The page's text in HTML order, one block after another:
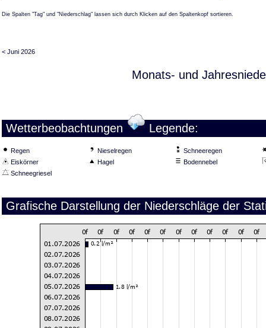
Die Spalten "Tag" und "Niederschlag" lassen sich durch Klicken auf den Spaltenkopf sortieren.
< Juni 2026
Monats- und
Wetterbeobachtungen Legende:
Regen Nieselregen
Schneeregen
Eiskörner
Hagel
Bodennebel
Schneegriesel
Grafische Darstellung der Niederschläge der